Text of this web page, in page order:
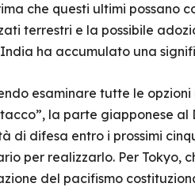
che questi ultimi possano
terrestri e la possibile
ha accumulato una
esaminare tutte le
la parte giapponese
di difesa entro i prossimi
per realizzarlo. Per Tokyo,
del pacifismo